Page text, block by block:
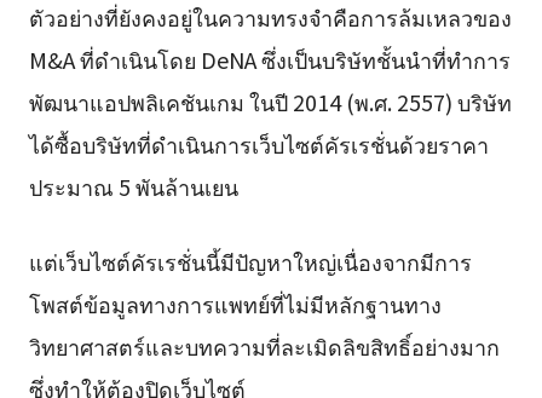
ตัวอย่างที่ยังคงอยู่ในความทรงจำคือการล้มเหลวของ
M&A ที่ดำเนินโดย DeNA ซึ่งเป็นบริษัทชั้นนำที่ทำการ
พัฒนาแอปพลิเคชันเกม ในปี 2014 (พ.ศ. 2557) บริษัท
ได้ซื้อบริษัทที่ดำเนินการเว็บไซต์คัรเรชั่นด้วยราคา
ประมาณ 5 พันล้านเยน
แต่เว็บไซต์คัรเรชั่นนี้มีปัญหาใหญ่เนื่องจากมีการ
โพสต์ข้อมูลทางการแพทย์ที่ไม่มีหลักฐานทาง
วิทยาศาสตร์และบทความที่ละเมิดลิขสิทธิ์อย่างมาก
ซึ่งทำให้ต้องปิดเว็บไซต์